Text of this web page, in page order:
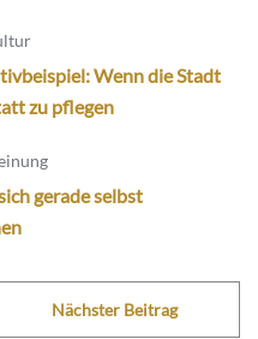
Wenn die Stadt
zu pflegen
gerade selbst
Nächster Beitrag